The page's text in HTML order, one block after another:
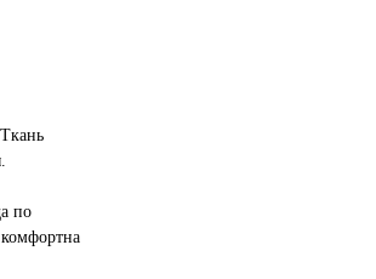
по